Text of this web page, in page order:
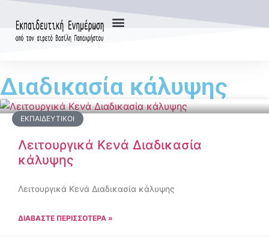
Διαδικασία κάλυψης
ΕΚΠΑΙΔΕΥΤΙΚΟΊ
Λειτουργικά Κενά Διαδικασία
κάλυψης
Λειτουργικά Κενά Διαδικασία κάλυψης
ΔΙΑΒΑΣΤΕ ΠΕΡΙΣΣΟΤΕΡΑ »